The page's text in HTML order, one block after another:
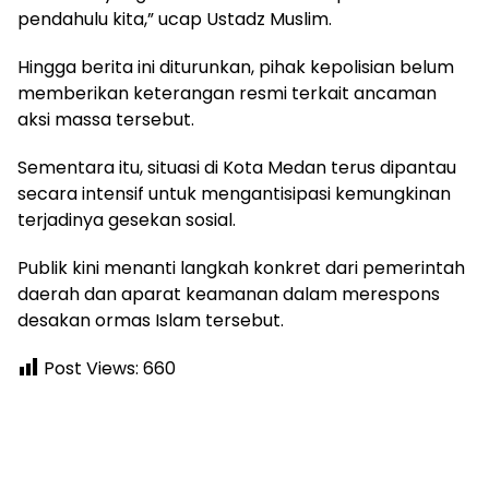
pendahulu kita,” ucap Ustadz Muslim.
‎Hingga berita ini diturunkan, pihak kepolisian belum
memberikan keterangan resmi terkait ancaman
aksi massa tersebut.
‎Sementara itu, situasi di Kota Medan terus dipantau
secara intensif untuk mengantisipasi kemungkinan
terjadinya gesekan sosial.
‎Publik kini menanti langkah konkret dari pemerintah
daerah dan aparat keamanan dalam merespons
desakan ormas Islam tersebut.
Post Views: 660